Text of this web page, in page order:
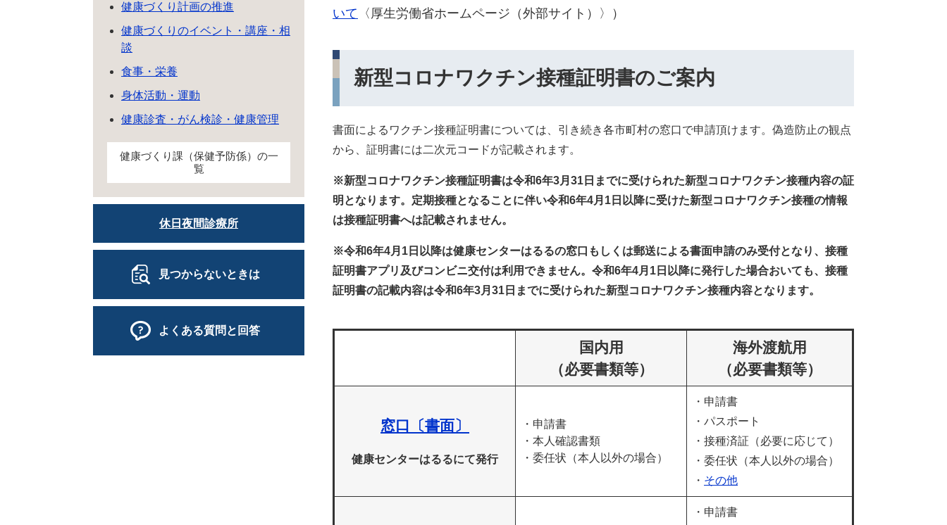
いて 〈厚生労働省ホームページ（外部サイト）〉）
新型コロナワクチン接種証明書のご案内
書面によるワクチン接種証明書については、引き続き各市町村の窓口で申請頂けます。偽造防止の観点
から、証明書には二次元コードが記載されます。
※新型コロナワクチン接種証明書は令和6年3月31日までに受けられた新型コロナワクチン接種内容の証
明となります。定期接種となることに伴い令和6年4月1日以降に受けた新型コロナワクチン接種の情報
は接種証明書へは記載されません。
※令和6年4月1日以降は健康センターはるるの窓口もしくは郵送による書面申請のみ受付となり、接種
証明書アプリ及びコンビニ交付は利用できません。令和6年4月1日以降に発行した場合おいても、接種
証明書の記載内容は令和6年3月31日までに受けられた新型コロナワクチン接種内容となります。
国内用
（必要書類等）
海外渡航用
（必要書類等）
窓口〔書面〕
健康センターはるるにて発行
・申請書
・本人確認書類
・委任状（本人以外の場合）
・申請書
・パスポート
・接種済証（必要に応じて）
・委任状（本人以外の場合）
・ その他
・申請書
健康づくり計画の推進
健康づくりのイベント・講座・相
談
食事・栄養
身体活動・運動
健康診査・がん検診・健康管理
健康づくり課（保健予防係）の一
覧
休日夜間診療所
見つからないときは
よくある質問と回答